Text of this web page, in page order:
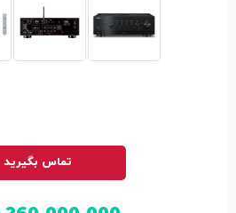
تماس بگیرید